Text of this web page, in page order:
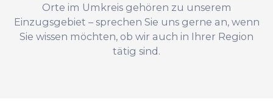
Orte im Umkreis gehören zu unserem
Einzugsgebiet – sprechen Sie uns gerne an, wenn
Sie wissen möchten, ob wir auch in Ihrer Region
tätig sind.